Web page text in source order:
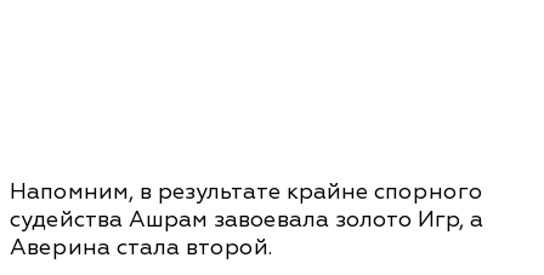
Напомним, в результате крайне спорного
судейства Ашрам завоевала золото Игр, а
Аверина стала второй.